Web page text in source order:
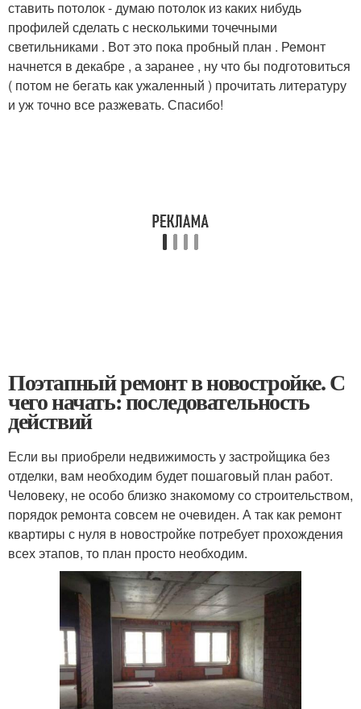
ставить потолок - думаю потолок из каких нибудь
профилей сделать с несколькими точечными
светильниками . Вот это пока пробный план . Ремонт
начнется в декабре , а заранее , ну что бы подготовиться
( потом не бегать как ужаленный ) прочитать литературу
и уж точно все разжевать. Спасибо!
Поэтапный ремонт в новостройке. С
чего начать: последовательность
действий
Если вы приобрели недвижимость у застройщика без
отделки, вам необходим будет пошаговый план работ.
Человеку, не особо близко знакомому со строительством,
порядок ремонта совсем не очевиден. А так как ремонт
квартиры с нуля в новостройке потребует прохождения
всех этапов, то план просто необходим.